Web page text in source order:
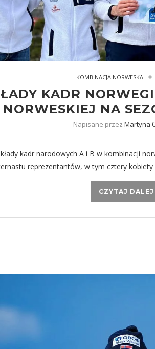
KOMBINACJA NORWESKA
KADR
NORWESKIEJ NA
Napisane przez Martyna
kadr narodowych A i B w kombinacji
reprezentantów, w tym cztery kobiety
CZYTAJ DALEJ